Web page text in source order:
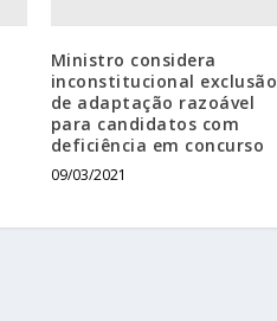
Ministro considera
inconstitucional exclusão
de adaptação razoável
para candidatos com
deficiência em concurso
09/03/2021